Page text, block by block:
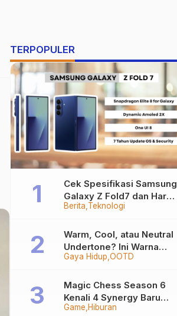
TERPOPULER
Berita Teknologi
Cek Spesifikasi Samsung
Galaxy Z Fold7 dan Harga
Resminya
Gaya Hidup OOTD
Warm, Cool, atau Neutral
Undertone? Ini Warna
Baju yang Bikin Kamu
Game Hiburan
Magic Chess Season 6
Kenali 4 Synergy Baru
Terkuat